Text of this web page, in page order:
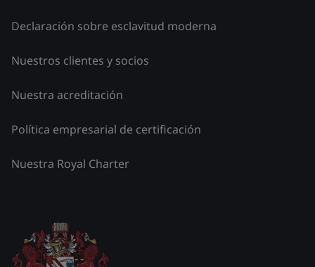
Declaración sobre esclavitud moderna
Nuestros clientes y socios
Nuestra acreditación
Política empresarial de certificación
Nuestra Royal Charter